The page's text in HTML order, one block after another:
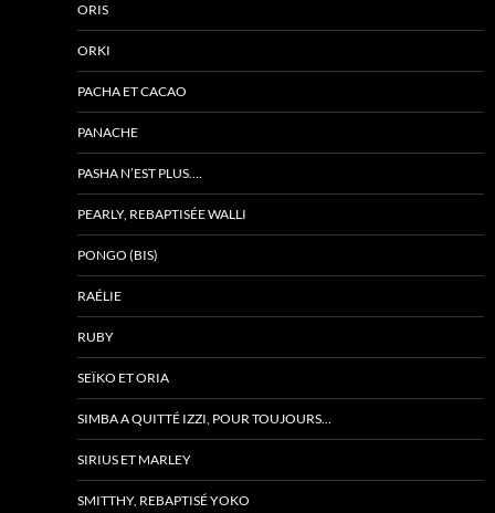
ORIS
ORKI
PACHA ET CACAO
PANACHE
PASHA N’EST PLUS….
PEARLY, REBAPTISÉE WALLI
PONGO (BIS)
RAÉLIE
RUBY
SEÏKO ET ORIA
SIMBA A QUITTÉ IZZI, POUR TOUJOURS…
SIRIUS ET MARLEY
SMITTHY, REBAPTISÉ YOKO